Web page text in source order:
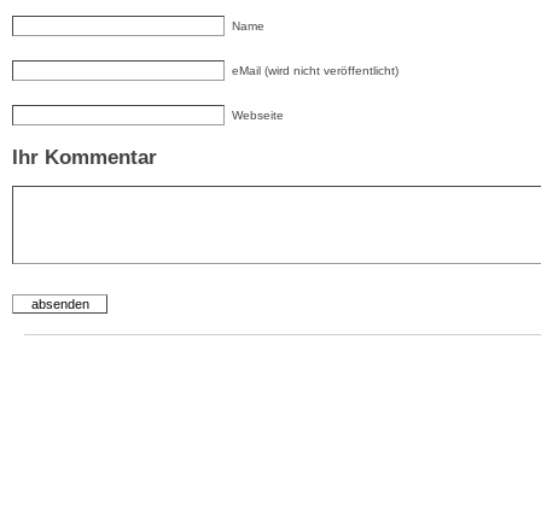
Name
eMail (wird nicht veröffentlicht)
Webseite
Ihr Kommentar